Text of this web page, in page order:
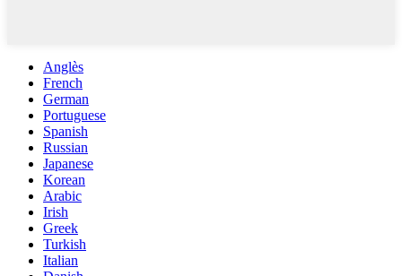
Anglès
French
German
Portuguese
Spanish
Russian
Japanese
Korean
Arabic
Irish
Greek
Turkish
Italian